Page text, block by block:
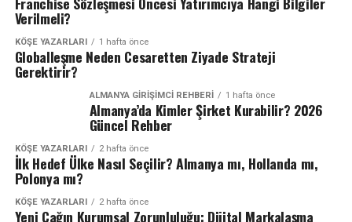
Verilmeli?
KÖŞE YAZARLARI 1 hafta önce
Globalleşme Neden Cesaretten Ziyade Strateji
Gerektirir?
ALMANYA GIRIŞIMCI REHBERI 1 hafta önce
Almanya’da Kimler Şirket Kurabilir? 2026
Güncel Rehber
KÖŞE YAZARLARI 2 hafta önce
İlk Hedef Ülke Nasıl Seçilir? Almanya mı, Hollanda mı,
Polonya mı?
KÖŞE YAZARLARI 2 hafta önce
Yeni Çağın Kurumsal Zorunluluğu: Dijital Markalaşma